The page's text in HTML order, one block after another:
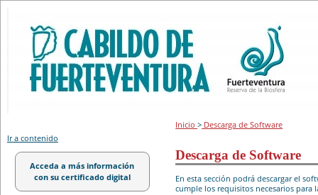
Ir a contenido
Acceda a más información
con su certificado digital
Inicio> Descarga de Software
Descarga de Software
En esta sección podrá descargar el
cumple los requisitos necesarios para